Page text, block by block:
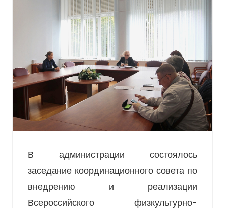
В администрации состоялось
заседание координационного совета по
внедрению и реализации
Всероссийского физкультурно-